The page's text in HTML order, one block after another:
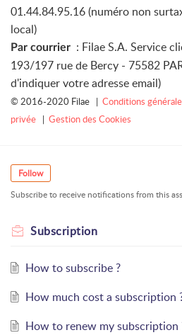
01.44.84.95.16 (numéro non
local)
Par courrier : Filae S.A. Service
193/197 rue de Bercy - 75582
d'indiquer votre adresse email)
© 2016-2020 Filae | Conditions
privée | Gestion des Cookies
Follow
Subscribe to receive notifications from this
Subscription
How to subscribe ?
How much cost a subscription
How to renew my subscription